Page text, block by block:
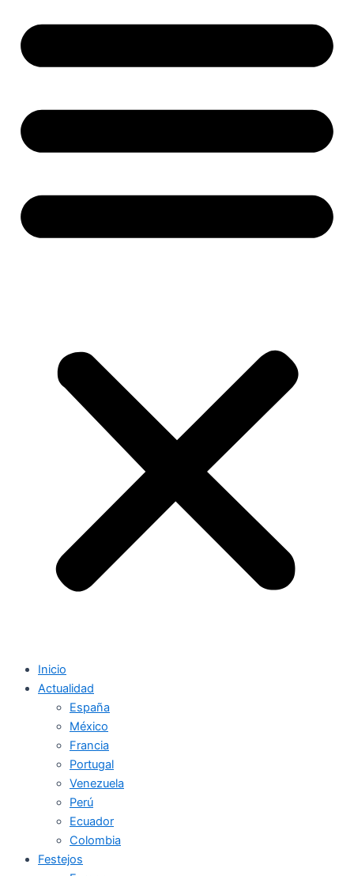
Inicio
Actualidad
España
México
Francia
Portugal
Venezuela
Perú
Ecuador
Colombia
Festejos